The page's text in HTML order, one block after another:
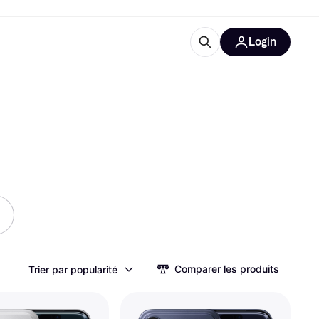
Login
Trier par popularité Comparer les produits